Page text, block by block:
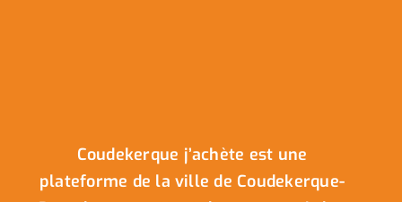
Coudekerque j’achète est une
plateforme de la ville de Coudekerque-